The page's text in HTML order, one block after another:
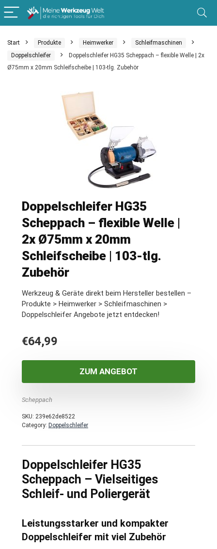
Start Produkte Heimwerker
Schleifmaschinen
Doppelschleifer
Doppelschleifer HG35 Scheppach – flexible Welle | 2x
Ø75mm x 20mm Schleifscheibe | 103-tlg. Zubehör
Doppelschleifer HG35
Scheppach – flexible Welle |
2x Ø75mm x 20mm
Schleifscheibe | 103-tlg.
Zubehör
Werkzeug & Geräte direkt beim Hersteller bestellen –
Produkte > Heimwerker > Schleifmaschinen >
Doppelschleifer Angebote jetzt entdecken!
€64,99
ZUM ANGEBOT
Scheppach
SKU: 239e62de8522
Category: Doppelschleifer
Doppelschleifer HG35
Scheppach – Vielseitiges
Schleif- und Poliergerät
Leistungsstarker und kompakter
Doppelschleifer mit viel Zubehör